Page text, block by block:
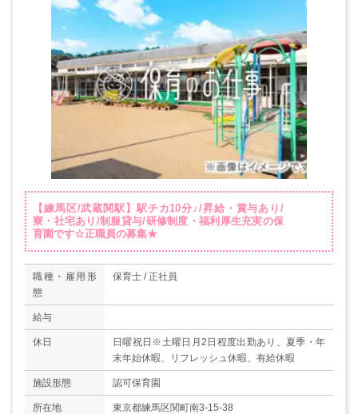
【練馬区/武蔵関駅】駅チカ10分♪/昇給・賞与あり/
寮・社宅あり/制服貸与/研修制度・福利厚生充実の保
育園です☆正職員の募集★
職種・雇用形
態
保育士 / 正社員
給与
休日
日曜祝日※土曜日月2日程度出勤あり、夏季・年
末年始休暇、リフレッシュ休暇、有給休暇
施設形態 認可保育園
所在地 東京都練馬区関町南3-15-38